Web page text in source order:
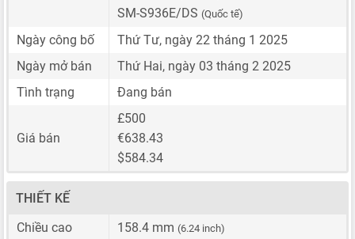
SM-S936E/DS (Quốc tế)
Ngày công bố
Thứ Tư, ngày 22 tháng 1 2025
Ngày mở bán
Thứ Hai, ngày 03 tháng 2 2025
Tình trạng
Đang bán
Giá bán
£500
€638.43
$584.34
THIẾT KẾ
Chiều cao
158.4 mm (6.24 inch)